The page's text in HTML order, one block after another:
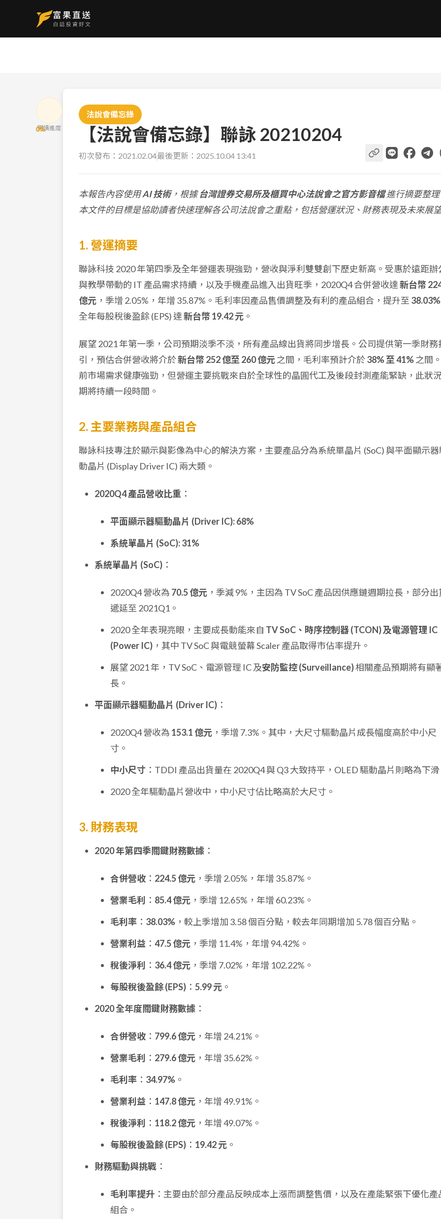
0%
閱讀進度
法說會備忘錄
【法說會備忘錄】聯詠 20210204
初次發布： 2021.02.04最後更新： 2025.10.04 13:41
本報告內容使用AI 技術，根據台灣證券交易所及櫃買中心法說會之官方影音檔進行摘要整
本文件的目標是協助讀者快速理解各公司法說會之重點，包括營運狀況、財務表現及未來展
1. 營運摘要
聯詠科技 2020 年第四季及全年營運表現強勁，營收與淨利雙雙創下歷史新高。受惠於遠距辦
與教學帶動的 IT 產品需求持續，以及手機產品進入出貨旺季，2020Q4 合併營收達新台幣
億元 ，季增 2.05%，年增 35.87%。毛利率因產品售價調整及有利的產品組合，提升至 38.03%
全年每股稅後盈餘 (EPS) 達新台幣 19.42 元 。
展望 2021 年第一季，公司預期淡季不淡，所有產品線出貨將同步增長。公司提供第一季財務
引，預估合併營收將介於新台幣 252 億至 260 億元之間，毛利率預計介於38% 至 41%之間
前市場需求健康強勁，但營運主要挑戰來自於全球性的晶圓代工及後段封測產能緊缺，此狀
期將持續一段時間。
2. 主要業務與產品組合
聯詠科技專注於顯示與影像為中心的解決方案，主要產品分為系統單晶片 (SoC) 與平面顯示
動晶片 (Display Driver IC) 兩大類。
2020Q4 產品營收比重 ：
平面顯示器驅動晶片 (Driver IC): 68%
系統單晶片 (SoC): 31%
系統單晶片 (SoC) ：
2020Q4 營收為 70.5 億元 ，季減 9%，主因為 TV SoC 產品因供應鏈週期拉長，部分出
遞延至 2021Q1。
2020 全年表現亮眼，主要成長動能來自 TV SoC、時序控制器 (TCON) 及電源管理 IC
(Power IC) ，其中 TV SoC 與電競螢幕 Scaler 產品取得市佔率提升。
展望 2021 年，TV SoC、電源管理 IC 及安防監控 (Surveillance)相關產品預期將有顯
長。
平面顯示器驅動晶片 (Driver IC) ：
2020Q4 營收為 153.1 億元 ，季增 7.3%。其中，大尺寸驅動晶片成長幅度高於中小尺
寸。
中小尺寸 ：TDDI 產品出貨量在 2020Q4 與 Q3 大致持平，OLED 驅動晶片則略為下
2020 全年驅動晶片營收中，中小尺寸佔比略高於大尺寸。
3. 財務表現
2020 年第四季關鍵財務數據 ：
合併營收 ： 224.5 億元 ，季增 2.05%，年增 35.87%。
營業毛利
： 85.4 億元 ，季增 12.65%，年增 60.23%。
毛利率 ： 38.03% ，較上季增加 3.58 個百分點，較去年同期增加 5.78 個百分點。
營業利益 ： 47.5 億元 ，季增 11.4%，年增 94.42%。
稅後淨利
： 36.4 億元 ，季增 7.02%，年增 102.22%。
每股稅後盈餘 (EPS) ： 5.99 元 。
2020 全年度關鍵財務數據 ：
合併營收 ： 799.6 億元 ，年增 24.21%。
營業毛利
： 279.6 億元 ，年增 35.62%。
毛利率 ： 34.97% 。
營業利益 ： 147.8 億元 ，年增 49.91%。
稅後淨利
： 118.2 億元 ，年增 49.07%。
每股稅後盈餘 (EPS) ： 19.42 元 。
財務驅動與挑戰 ：
毛利率提升 ：主要由於部分產品反映成本上漲而調整售價，以及在產能緊張下優化產
組合。